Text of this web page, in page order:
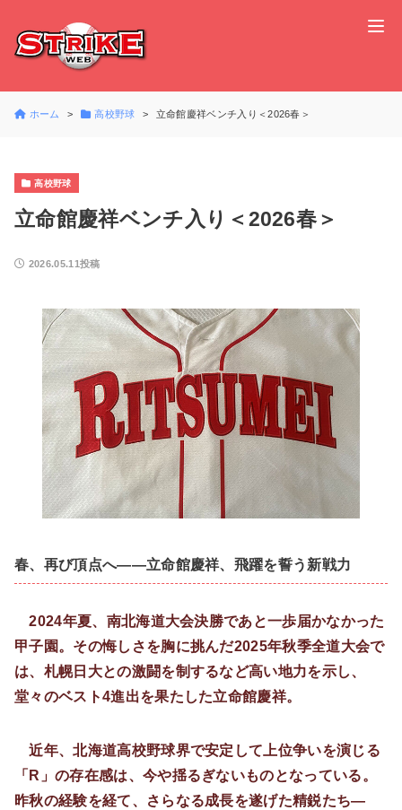
ホーム 高校野球 立命館慶祥ベンチ入り＜2026春＞
高校野球
立命館慶祥ベンチ入り＜2026春＞
2026.05.11投稿
春、再び頂点へ――立命館慶祥、飛躍を誓う新戦力
2024年夏、南北海道大会決勝であと一歩届かなかった
甲子園。その悔しさを胸に挑んだ2025年秋季全道大会で
は、札幌日大との激闘を制するなど高い地力を示し、
堂々のベスト4進出を果たした立命館慶祥。
近年、北海道高校野球界で安定して上位争いを演じる
「R」の存在感は、今や揺るぎないものとなっている。
昨秋の経験を経て、さらなる成長を遂げた精鋭たち―